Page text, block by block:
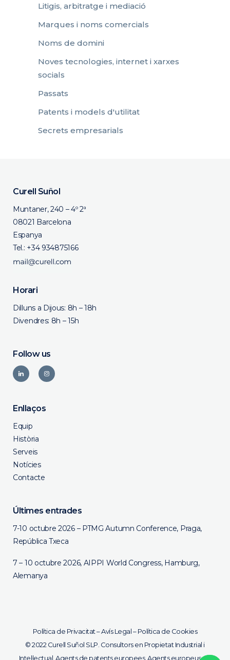
Litigis, arbitratge i mediació
Marques i noms comercials
Noms de domini
Noves tecnologies, internet i xarxes
socials
Passats
Patents i models d'utilitat
Secrets empresarials
Curell Suñol
Muntaner, 240 – 4º 2ª
08021 Barcelona
Espanya
Tel.: +34 934875166
Horari
Dilluns a Dijous: 8h – 18h
Divendres: 8h – 15h
Follow us
Enllaços
Equip
Història
Serveis
Notícies
Contacte
Últimes entrades
7-10 octubre 2026 – PTMG Autumn Conference, Praga,
República Txeca
7 – 10 octubre 2026, AIPPI World Congress, Hamburg,
Alemanya
Política de Privacitat–Avís Legal–Política de Cookies
© 2022 Curell Suñol SLP. Consultors en Propietat Industrial i
Intel·lectual. Agents de patents europees. Agents europeus de